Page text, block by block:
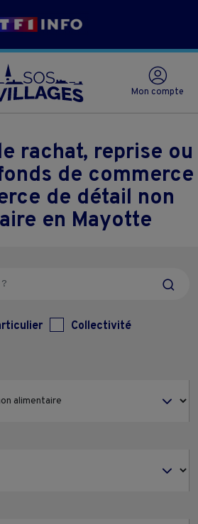
Mon compte
rachat, reprise ou
de commerce
de détail non
en Mayotte
Collectivité